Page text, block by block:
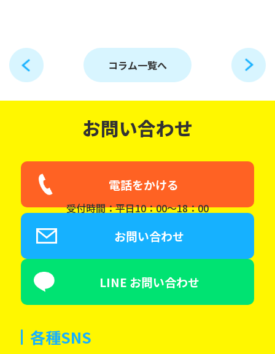
コラム一覧へ
お問い合わせ
電話をかける
受付時間：平日10：00～18：00
お問い合わせ
LINE お問い合わせ
各種SNS